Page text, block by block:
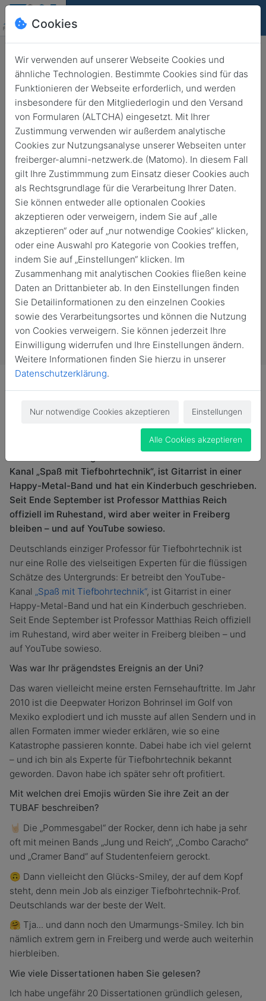
Zwischen Fachbuch und
YouTube-Kanal: Fragen an
Professor Matthias Reich
Zurück 3. Dez. 2025 Alumni
Deutschlands einziger Professor für Tiefbohrtechnik ist
nur eine Rolle des vielseitigen Experten für die flüssigen
Kanal „Spaß mit Tiefbohrtechnik“, ist Gitarrist in einer
Happy-Metal-Band und hat ein Kinderbuch geschrieben.
Seit Ende September ist Professor Matthias Reich
offiziell im Ruhestand, wird aber weiter in Freiberg
bleiben – und auf YouTube sowieso.
Deutschlands einziger Professor für Tiefbohrtechnik ist
nur eine Rolle des vielseitigen Experten für die flüssigen
Schätze des Untergrunds: Er betreibt den YouTube-
Kanal „Spaß mit Tiefbohrtechnik“, ist Gitarrist in einer
Happy-Metal-Band und hat ein Kinderbuch geschrieben.
Seit Ende September ist Professor Matthias Reich offiziell
im Ruhestand, wird aber weiter in Freiberg bleiben – und
auf YouTube sowieso.
Was war Ihr prägendstes Ereignis an der Uni?
Das waren vielleicht meine ersten Fernsehauftritte. Im Jahr
2010 ist die Deepwater Horizon Bohrinsel im Golf von
Mexiko explodiert und ich musste auf allen Sendern und in
allen Formaten immer wieder erklären, wie so eine
Katastrophe passieren konnte. Dabei habe ich viel gelernt
– und ich bin als Experte für Tiefbohrtechnik bekannt
geworden. Davon habe ich später sehr oft profitiert.
Mit welchen drei Emojis würden Sie ihre Zeit an der
TUBAF beschreiben?
🤘🏻 Die „Pommesgabel“ der Rocker, denn ich habe ja sehr
oft mit meinen Bands „Jung und Reich“, „Combo Caracho“
und „Cramer Band“ auf Studentenfeiern gerockt.
🙃 Dann vielleicht den Glücks-Smiley, der auf dem Kopf
steht, denn mein Job als einziger Tiefbohrtechnik-Prof.
Deutschlands war der beste der Welt.
🤗 Tja... und dann noch den Umarmungs-Smiley. Ich bin
nämlich extrem gern in Freiberg und werde auch weiterhin
hierbleiben.
Wie viele Dissertationen haben Sie gelesen?
Ich habe ungefähr 20 Dissertationen gründlich gelesen,
Cookies
Wir verwenden auf unserer Webseite Cookies und
ähnliche Technologien. Bestimmte Cookies sind für das
Funktionieren der Webseite erforderlich, und werden
insbesondere für den Mitgliederlogin und den Versand
von Formularen (ALTCHA) eingesetzt. Mit Ihrer
Zustimmung verwenden wir außerdem analytische
Cookies zur Nutzungsanalyse unserer Webseiten unter
freiberger-alumni-netzwerk.de (Matomo). In diesem Fall
gilt Ihre Zustimmmung zum Einsatz dieser Cookies auch
als Rechtsgrundlage für die Verarbeitung Ihrer Daten.
Sie können entweder alle optionalen Cookies
akzeptieren oder verweigern, indem Sie auf „alle
akzeptieren“ oder auf „nur notwendige Cookies“ klicken,
oder eine Auswahl pro Kategorie von Cookies treffen,
indem Sie auf „Einstellungen“ klicken. Im
Zusammenhang mit analytischen Cookies fließen keine
Daten an Drittanbieter ab. In den Einstellungen finden
Sie Detailinformationen zu den einzelnen Cookies
sowie des Verarbeitungsortes und können die Nutzung
von Cookies verweigern. Sie können jederzeit Ihre
Einwilligung widerrufen und Ihre Einstellungen ändern.
Weitere Informationen finden Sie hierzu in unserer
Datenschutzerklärung.
Nur notwendige Cookies akzeptieren Einstellungen
Alle Cookies akzeptieren